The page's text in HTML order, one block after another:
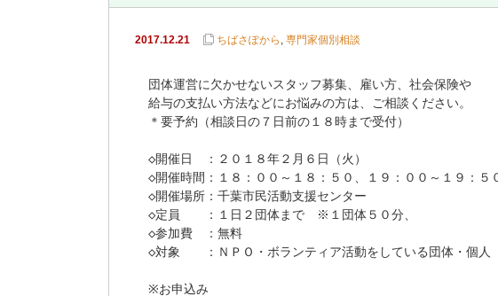
2017.12.21 ちばさぽから , 専門家個別相談
団体運営に欠かせないスタッフ募集、雇い方、社会保険や
給与の支払い方法などにお悩みの方は、ご相談ください。
＊要予約（相談日の７日前の１８時まで受付）
◇開催日　：２０１８年２月６日（火）
◇開催時間：１８：００～１８：５０、１９：００～１９：５
◇開催場所：千葉市民活動支援センター
◇定員　　：１日２団体まで　※１団体５０分、
◇参加費　：無料
◇対象　　：ＮＰＯ・ボランティア活動をしている団体・個人
※お申込み